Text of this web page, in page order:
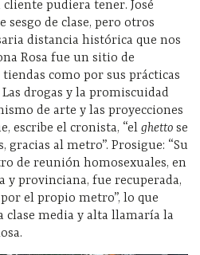
pudiera tener. José
sesgo de clase, pero otros
distancia histórica que nos
Rosa fue un sitio de
como por sus prácticas
Las drogas y la promiscuidad
de arte y las proyecciones
escribe el cronista, “el ghetto se
al metro”. Prosigue: “Su
de reunión homosexuales, en
y provinciana, fue recuperada,
el propio metro”, lo que
clase media y alta llamaría la